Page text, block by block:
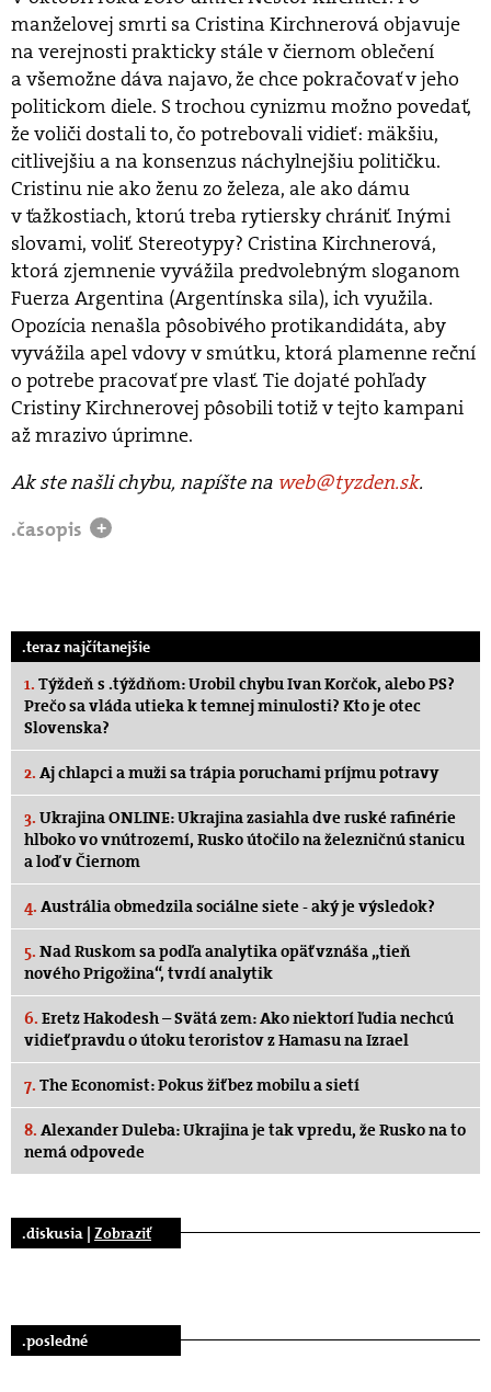
manželovej smrti sa Cristina Kirchnerová objavuje
na verejnosti prakticky stále v čiernom oblečení
a všemožne dáva najavo, že chce pokračovať v jeho
politickom diele. S trochou cynizmu možno povedať,
že voliči dostali to, čo potrebovali vidieť: mäkšiu,
citlivejšiu a na konsenzus náchylnejšiu političku.
Cristinu nie ako ženu zo železa, ale ako dámu
v ťažkostiach, ktorú treba rytiersky chrániť. Inými
slovami, voliť. Stereotypy? Cristina Kirchnerová,
ktorá zjemnenie vyvážila predvolebným sloganom
Fuerza Argentina (Argentínska sila), ich využila.
Opozícia nenašla pôsobivého protikandidáta, aby
vyvážila apel vdovy v smútku, ktorá plamenne reční
o potrebe pracovať pre vlasť. Tie dojaté pohľady
Cristiny Kirchnerovej pôsobili totiž v tejto kampani
až mrazivo úprimne.
Ak ste našli chybu, napíšte na web@tyzden.sk.
.časopis
+
.teraz najčítanejšie
1. Týždeň s .týždňom: Urobil chybu Ivan Korčok, alebo PS?
Prečo sa vláda utieka k temnej minulosti? Kto je otec
Slovenska?
2. Aj chlapci a muži sa trápia poruchami príjmu potravy
3. Ukrajina ONLINE: Ukrajina zasiahla dve ruské rafinérie
hlboko vo vnútrozemí, Rusko útočilo na železničnú stanicu
a loď v Čiernom
4. Austrália obmedzila sociálne siete - aký je výsledok?
5. Nad Ruskom sa podľa analytika opäť vznáša „tieň
nového Prigožina“, tvrdí analytik
6. Eretz Hakodesh – Svätá zem: Ako niektorí ľudia nechcú
vidieť pravdu o útoku teroristov z Hamasu na Izrael
7. The Economist: Pokus žiť bez mobilu a sietí
8. Alexander Duleba: Ukrajina je tak vpredu, že Rusko na to
nemá odpovede
.diskusia | Zobraziť
.posledné